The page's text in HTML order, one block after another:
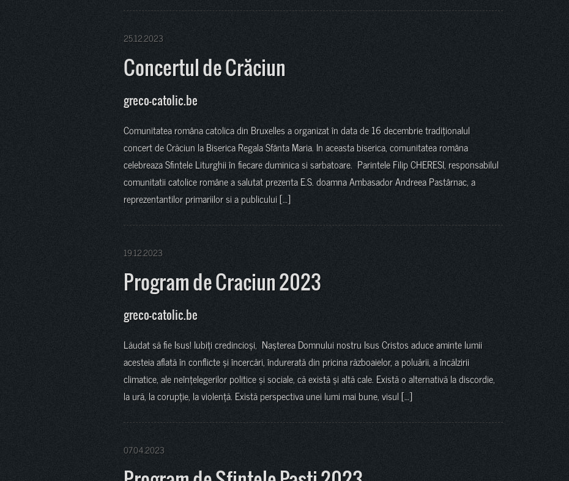
25.12.2023
Concertul de Crăciun
greco-catolic.be
Comunitatea româna catolica din Bruxelles a organizat în data de 16 decembrie tradiționalul
concert de Crăciun la Biserica Regala Sfânta Maria. In aceasta biserica, comunitatea româna
celebreaza Sfintele Liturghii în fiecare duminica si sarbatoare. Parintele Filip CHERESI, responsabilul
comunitatii catolice române a salutat prezenta E.S. doamna Ambasador Andreea Pastârnac, a
reprezentantilor primariilor si a publicului […]
19.12.2023
Program de Craciun 2023
greco-catolic.be
Lăudat să fie Isus! Iubiți credincioși, Nașterea Domnului nostru Isus Cristos aduce aminte lumii
acesteia aflată în conflicte și încercări, îndurerată din pricina războaielor, a poluării, a încălzirii
climatice, ale neînțelegerilor politice și sociale, că există și altă cale. Există o alternativă la discordie,
la ură, la corupție, la violență. Există perspectiva unei lumi mai bune, visul […]
07.04.2023